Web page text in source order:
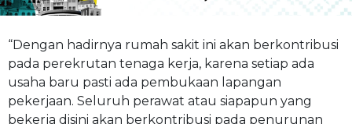
“Dengan hadirnya rumah sakit ini akan berkontribusi
pada perekrutan tenaga kerja, karena setiap ada
usaha baru pasti ada pembukaan lapangan
pekerjaan. Seluruh perawat atau siapapun yang
bekerja disini akan berkontribusi pada penurunan